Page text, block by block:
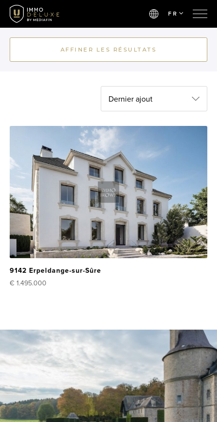
FR
AFFINER LES RÉSULTATS
9142 Erpeldange-sur-Sûre
€ 1.495.000